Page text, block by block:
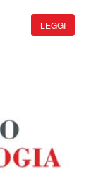
LEGGI